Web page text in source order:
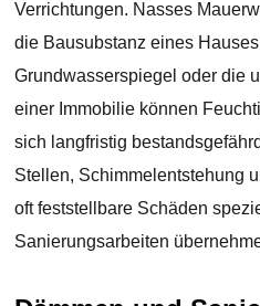
Verrichtungen. Nasses
die Bausubstanz eines
Grundwasserspiegel oder die
einer Immobilie können
sich langfristig
Stellen, Schimmelentstehung
oft feststellbare Schäden
Sanierungsarbeiten